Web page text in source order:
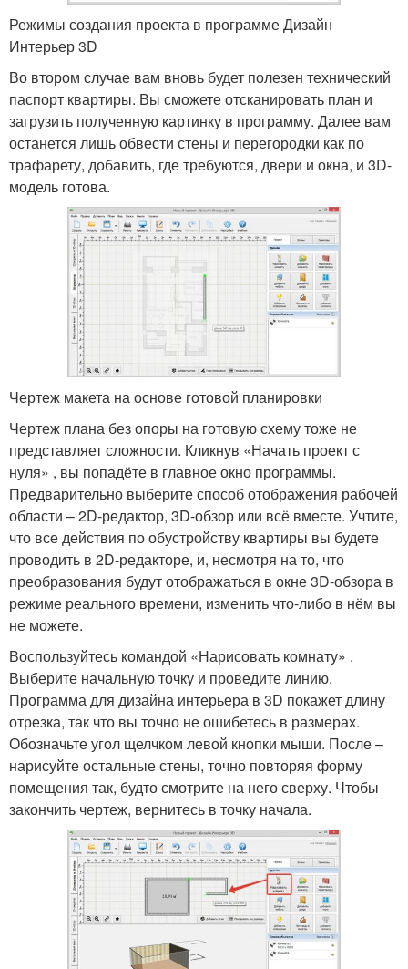
Режимы создания проекта в программе Дизайн
Интерьер 3D
Во втором случае вам вновь будет полезен технический
паспорт квартиры. Вы сможете отсканировать план и
загрузить полученную картинку в программу. Далее вам
останется лишь обвести стены и перегородки как по
трафарету, добавить, где требуются, двери и окна, и 3D-
модель готова.
Чертеж макета на основе готовой планировки
Чертеж плана без опоры на готовую схему тоже не
представляет сложности. Кликнув «Начать проект с
нуля» , вы попадёте в главное окно программы.
Предварительно выберите способ отображения рабочей
области – 2D-редактор, 3D-обзор или всё вместе. Учтите,
что все действия по обустройству квартиры вы будете
проводить в 2D-редакторе, и, несмотря на то, что
преобразования будут отображаться в окне 3D-обзора в
режиме реального времени, изменить что-либо в нём вы
не можете.
Воспользуйтесь командой «Нарисовать комнату» .
Выберите начальную точку и проведите линию.
Программа для дизайна интерьера в 3D покажет длину
отрезка, так что вы точно не ошибетесь в размерах.
Обозначьте угол щелчком левой кнопки мыши. После –
нарисуйте остальные стены, точно повторяя форму
помещения так, будто смотрите на него сверху. Чтобы
закончить чертеж, вернитесь в точку начала.